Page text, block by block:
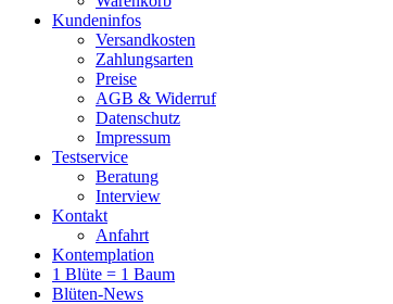
Kundeninfos
Versandkosten
Zahlungsarten
Preise
AGB & Widerruf
Datenschutz
Impressum
Testservice
Beratung
Interview
Kontakt
Anfahrt
Kontemplation
1 Blüte = 1 Baum
Blüten-News